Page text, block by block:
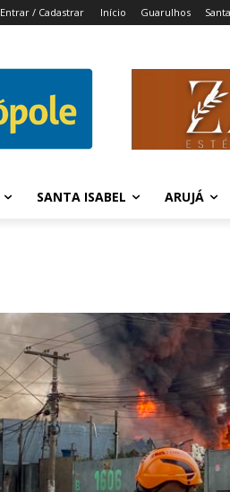
Entrar / Cadastrar Início Guarulhos
SANTA ISABEL ARUJÁ